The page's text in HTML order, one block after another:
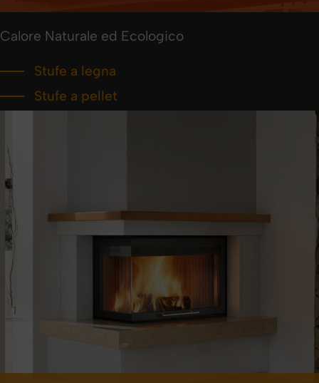
Calore Naturale ed Ecologico
Stufe a legna
Stufe a pellet